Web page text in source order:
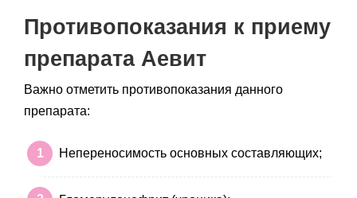
Противопоказания к приему
препарата Аевит
Важно отметить противопоказания данного
препарата:
Непереносимость основных составляющих;